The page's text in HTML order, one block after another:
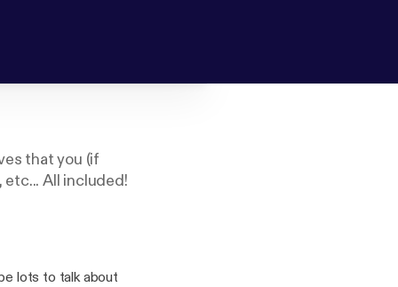
that you (if
All included!
lots to talk about